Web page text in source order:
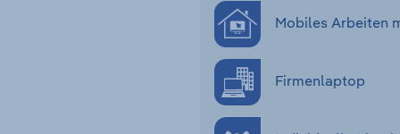
Mobiles Arbeiten
Firmenlaptop